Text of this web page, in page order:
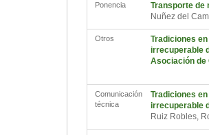
Ponencia
Transporte de
Nuñez del
Otros
Tradiciones
irrecuperable
Asociación de
Comunicación
técnica
Tradiciones
irrecuperable
Ruiz Robles,